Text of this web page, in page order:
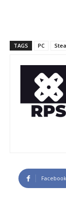
TAGS PC
Facebook